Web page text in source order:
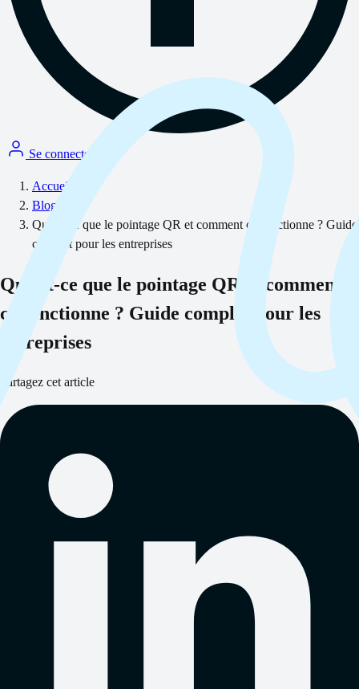
Se connecter
Accueil
Blog
Qu'est-ce que le pointage QR et comment ça fonctionne ? Guide
complet pour les entreprises
Qu'est-ce que le pointage QR et comment
ça fonctionne ? Guide complet pour les
entreprises
Partagez cet article